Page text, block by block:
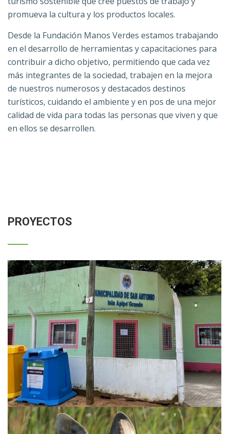
promueva la cultura y los productos locales.
Desde la Fundación Manos Verdes estamos trabajando
en el desarrollo de herramientas y capacitaciones para
contribuir a dicho objetivo, permitiendo que cada vez
más integrantes de la sociedad, trabajen en la mejora
de nuestros numerosos y destacados destinos
turísticos, cuidando el ambiente y en pos de una mejor
calidad de vida para todas las personas que viven y que
en ellos se desarrollen.
PROYECTOS